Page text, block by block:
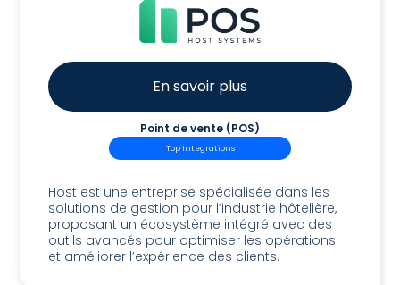
En savoir plus
Point de vente (POS)
Top Integrations
Host est une entreprise spécialisée dans les
solutions de gestion pour l’industrie hôtelière,
proposant un écosystème intégré avec des
outils avancés pour optimiser les opérations
et améliorer l’expérience des clients.